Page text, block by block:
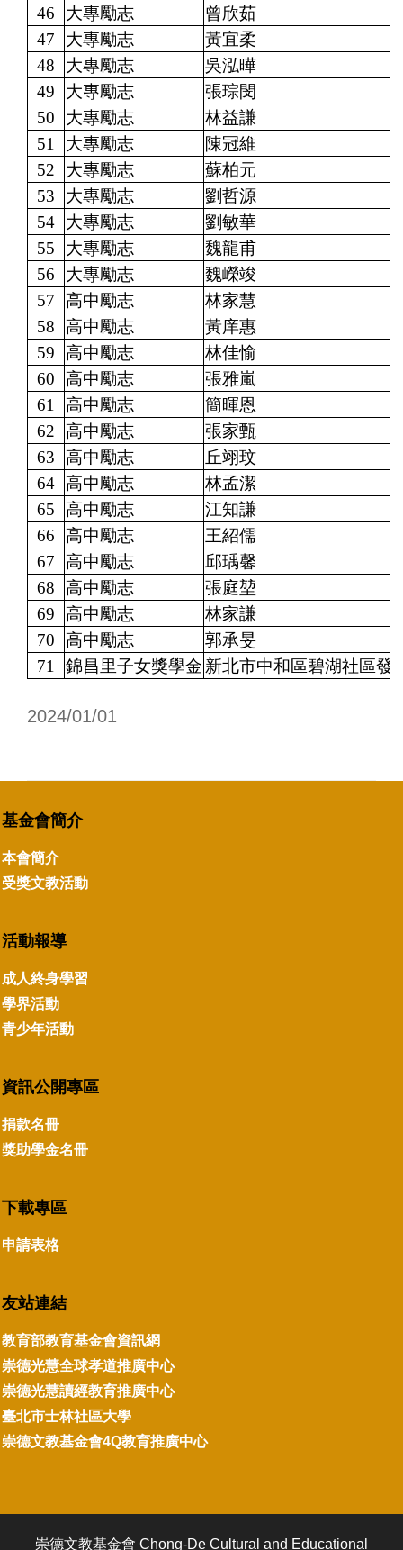
46
大專勵志
曾欣茹
47
大專勵志
黃宜柔
48
大專勵志
吳泓曄
49
大專勵志
張琮閔
50
大專勵志
林益謙
51
大專勵志
陳冠維
52
大專勵志
蘇柏元
53
大專勵志
劉哲源
54
大專勵志
劉敏華
55
大專勵志
魏龍甫
56
大專勵志
魏嶸竣
57
高中勵志
林家慧
58
高中勵志
黃庠惠
59
高中勵志
林佳愉
60
高中勵志
張雅嵐
61
高中勵志
簡暉恩
62
高中勵志
張家甄
63
高中勵志
丘翊玟
64 高中勵志
林孟潔
65
高中勵志
江知謙
66
高中勵志
王紹儒
67
高中勵志
邱瑀馨
68
高中勵志
張庭堃
69
高中勵志
林家謙
70
高中勵志
郭承旻
71
錦昌里子女獎學金 新北市中和區碧湖社區發
2024/01/01
基金會簡介
本會簡介
受獎文教活動
活動報導
成人終身學習
學界活動
青少年活動
資訊公開專區
捐款名冊
獎助學金名冊
下載專區
申請表格
友站連結
教育部教育基金會資訊網
崇德光慧全球孝道推廣中心
崇德光慧讀經教育推廣中心
臺北市士林社區大學
崇德文教基金會4Q教育推廣中心
崇德文教基金會 Chong-De Cultural and Educational